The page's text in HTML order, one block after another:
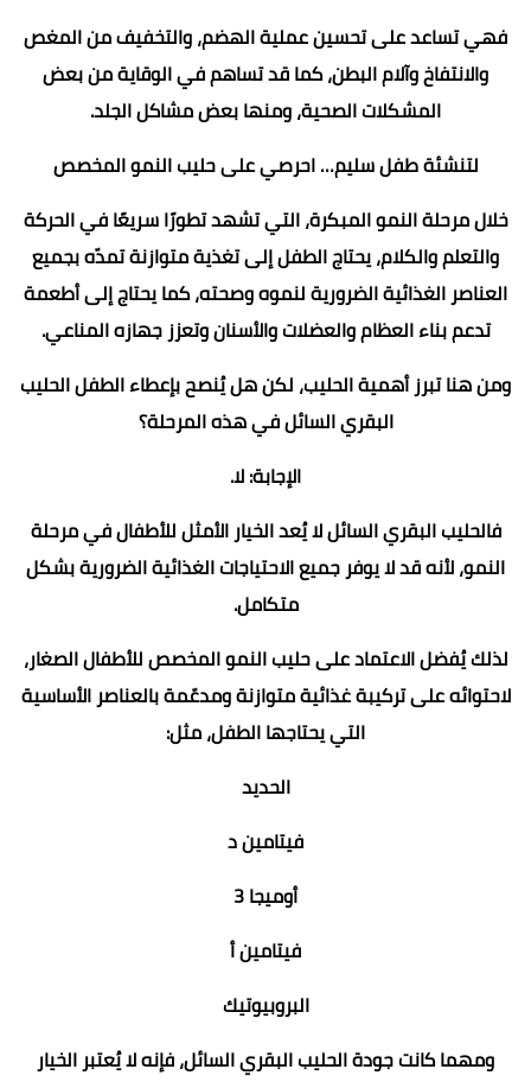
فهي تساعد على تحسين عملية الهضم، والتخفيف من المغص
والانتفاخ وآلام البطن، كما قد تساهم في الوقاية من بعض
المشكلات الصحية، ومنها بعض مشاكل الجلد.
لتنشئة طفل سليم… احرصي على حليب النمو المخصص
خلال مرحلة النمو المبكرة، التي تشهد تطورًا سريعًا في الحركة
والتعلم والكلام، يحتاج الطفل إلى تغذية متوازنة تمدّه بجميع
العناصر الغذائية الضرورية لنموه وصحته، كما يحتاج إلى أطعمة
تدعم بناء العظام والعضلات والأسنان وتعزز جهازه المناعي.
ومن هنا تبرز أهمية الحليب، لكن هل يُنصح بإعطاء الطفل الحليب
البقري السائل في هذه المرحلة؟
الإجابة: لا.
فالحليب البقري السائل لا يُعد الخيار الأمثل للأطفال في مرحلة
النمو، لأنه قد لا يوفر جميع الاحتياجات الغذائية الضرورية بشكل
متكامل.
لذلك يُفضل الاعتماد على حليب النمو المخصص للأطفال الصغار،
لاحتوائه على تركيبة غذائية متوازنة ومدعّمة بالعناصر الأساسية
التي يحتاجها الطفل، مثل:
الحديد
فيتامين د
أوميجا 3
فيتامين أ
البروبيوتيك
ومهما كانت جودة الحليب البقري السائل، فإنه لا يُعتبر الخيار